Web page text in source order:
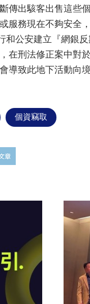
傳出駭客出售這些
服務現在不夠安全
和公安建立『網銀
在刑法修正案中對
導致此地下活動向境
個資竊取